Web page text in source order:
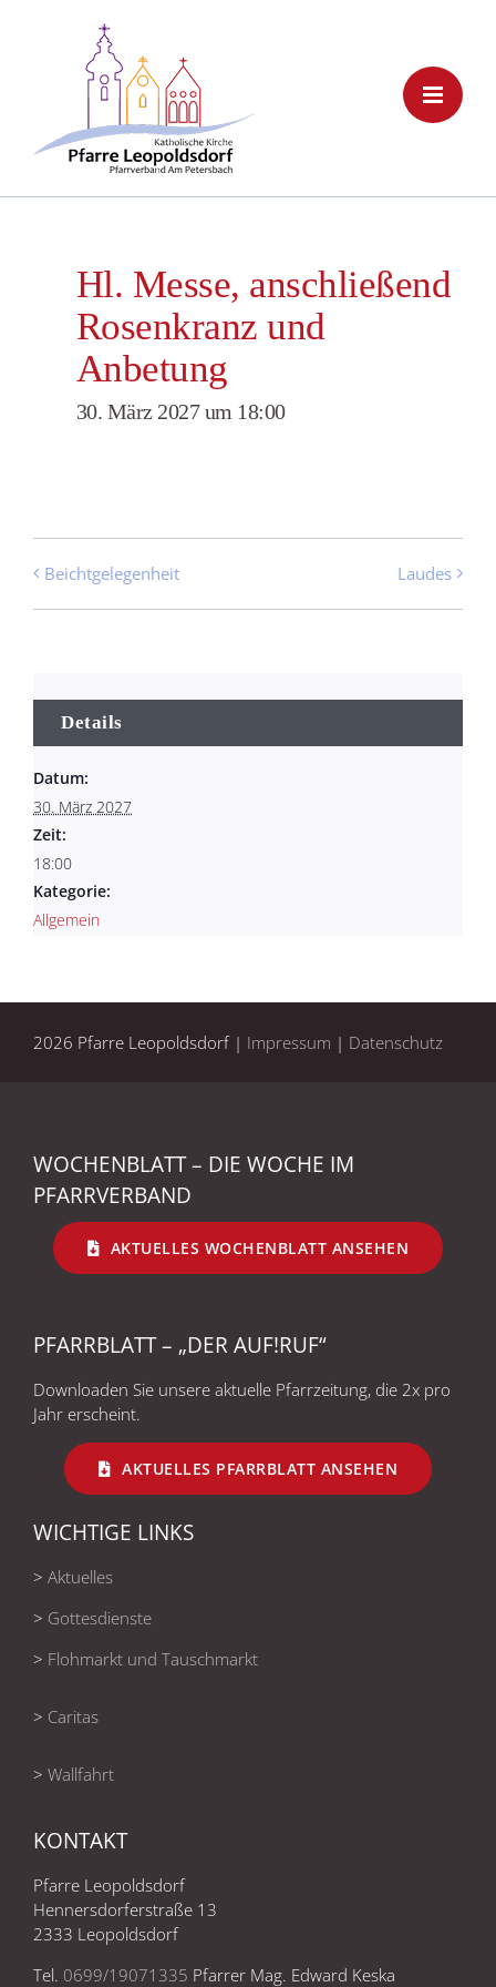
Hl. Messe, anschließend
Rosenkranz und
Anbetung
30. März 2027 um 18:00
Beichtgelegenheit Laudes
Details
Datum:
30. März 2027
Zeit:
18:00
Kategorie:
Allgemein
2026 Pfarre Leopoldsdorf | Impressum | Datenschutz
WOCHENBLATT – DIE WOCHE IM
PFARRVERBAND
AKTUELLES WOCHENBLATT ANSEHEN
PFARRBLATT – „DER AUF!RUF“
Downloaden Sie unsere aktuelle Pfarrzeitung, die 2x pro
Jahr erscheint.
AKTUELLES PFARRBLATT ANSEHEN
WICHTIGE LINKS
> Aktuelles
> Gottesdienste
> Flohmarkt und Tauschmarkt
> Caritas
> Wallfahrt
KONTAKT
Pfarre Leopoldsdorf
Hennersdorferstraße 13
2333 Leopoldsdorf
Tel. 0699/19071335 Pfarrer Mag. Edward Keska